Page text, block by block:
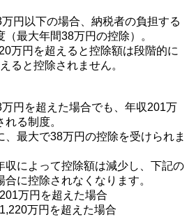
万円以下の場合、納税者の負担する
最大年間38万円の控除）。
万円を超えると控除額は段階的に
ると控除されません。
万円を超えた場合でも、年収201万
る制度。
、最大で38万円の控除を受けられま
収によって控除額は減少し、下記の
に控除されなくなります。
万円を超えた場合
万円を超えた場合